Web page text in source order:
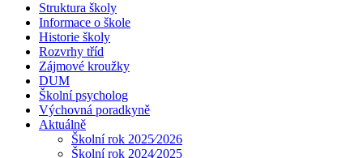
Struktura školy
Informace o škole
Historie školy
Rozvrhy tříd
Zájmové kroužky
DUM
Školní psycholog
Výchovná poradkyně
Aktuálně
Školní rok 2025⁄2026
Školní rok 2024⁄2025